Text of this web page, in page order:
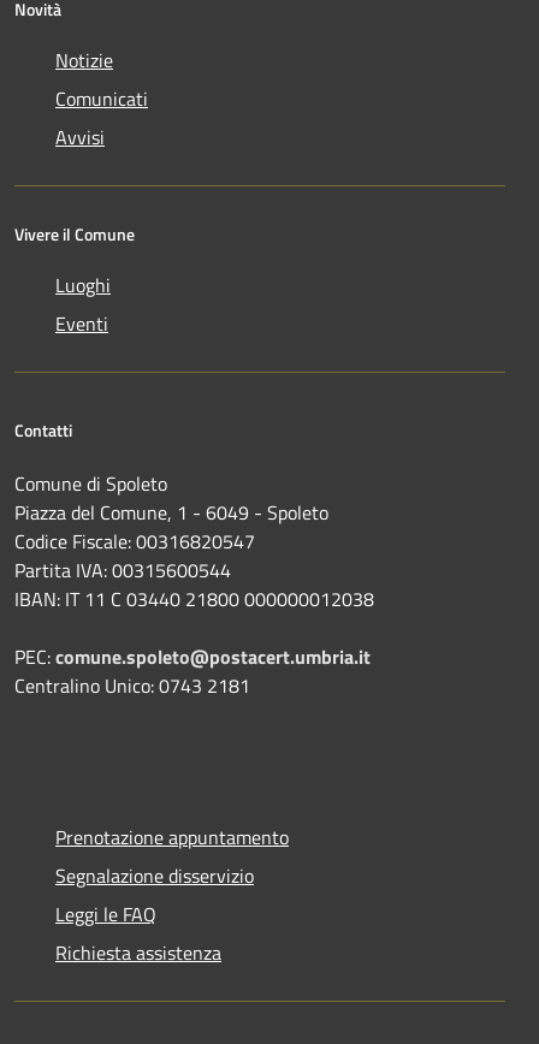
Novità
Notizie
Comunicati
Avvisi
Vivere il Comune
Luoghi
Eventi
Contatti
Comune di Spoleto
Piazza del Comune, 1 - 6049 - Spoleto
Codice Fiscale: 00316820547
Partita IVA: 00315600544
IBAN: IT 11 C 03440 21800 000000012038
PEC:comune.spoleto@postacert.umbria.it
Centralino Unico: 0743 2181
Prenotazione appuntamento
Segnalazione disservizio
Leggi le FAQ
Richiesta assistenza